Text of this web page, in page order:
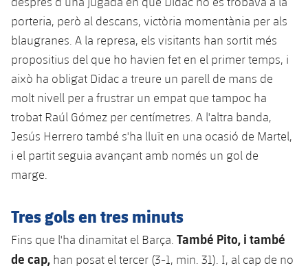
porteria, però al descans, victòria momentània per als
blaugranes. A la represa, els visitants han sortit més
propositius del que ho havien fet en el primer temps, i
això ha obligat Didac a treure un parell de mans de
molt nivell per a frustrar un empat que tampoc ha
trobat Raúl Gómez per centímetres. A l'altra banda,
Jesús Herrero també s'ha lluït en una ocasió de Martel,
i el partit seguia avançant amb només un gol de
marge.
Tres gols en tres minuts
Fins que l'ha dinamitat el Barça. També Pito, i també
de cap, han posat el tercer (3-1, min. 31). I, al cap de no